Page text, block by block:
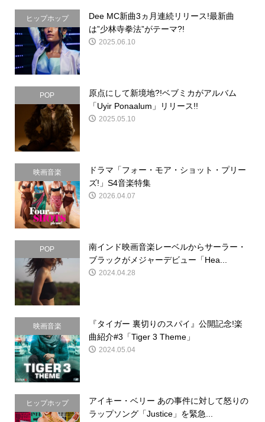
ヒップホップ
Dee MC新曲3ヵ月連続リリース!最新曲
は”少林寺拳法”がテーマ?!
2025.06.10
POP
原点にして新境地?!ベブミカがアルバム
「Uyir Ponaalum」リリース!!
2025.05.10
映画音楽
ドラマ「フォー・モア・ショット・プリー
ズ!」S4音楽特集
2026.04.07
POP
南インド映画音楽レーベルからサーラー・
ブラックがメジャーデビュー「Hea...
2024.04.28
映画音楽
『タイガー 裏切りのスパイ』公開記念!楽
曲紹介#3「Tiger 3 Theme」
2024.05.04
ヒップホップ
アイキー・ベリー あの事件に対して怒りの
ラップソング「Justice」を緊急...